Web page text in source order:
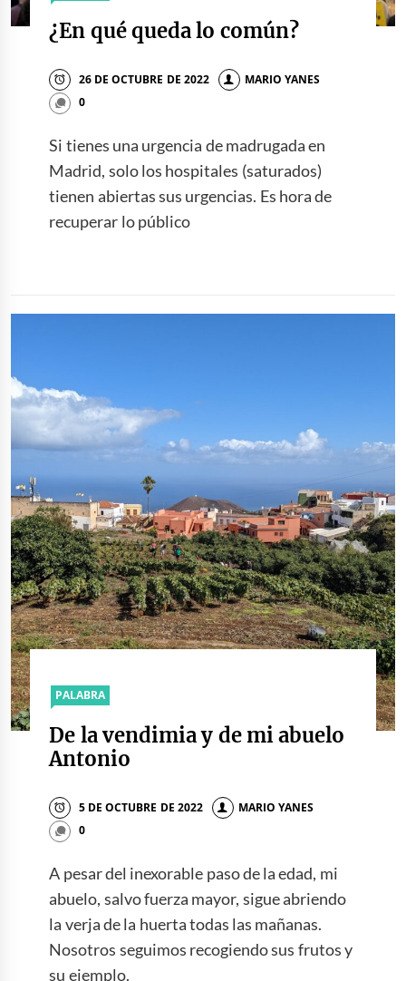
¿En qué queda lo común?
26 DE OCTUBRE DE 2022
MARIO YANES
0
Si tienes una urgencia de madrugada en
Madrid, solo los hospitales (saturados)
tienen abiertas sus urgencias. Es hora de
recuperar lo público
PALABRA
De la vendimia y de mi abuelo
Antonio
5 DE OCTUBRE DE 2022
MARIO YANES
0
A pesar del inexorable paso de la edad, mi
abuelo, salvo fuerza mayor, sigue abriendo
la verja de la huerta todas las mañanas.
Nosotros seguimos recogiendo sus frutos y
su ejemplo.